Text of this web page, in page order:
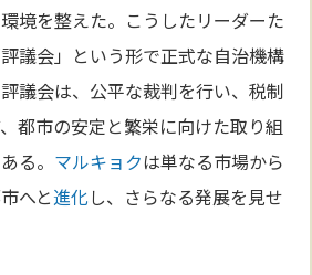
境を整えた。こうしたリーダーた
議会」という形で正式な自治機構
議会は、公平な裁判を行い、税制
都市の安定と繁栄に向けた取り組
る。 マルキョクは単なる市場から
へと進化し、さらなる発展を見せ